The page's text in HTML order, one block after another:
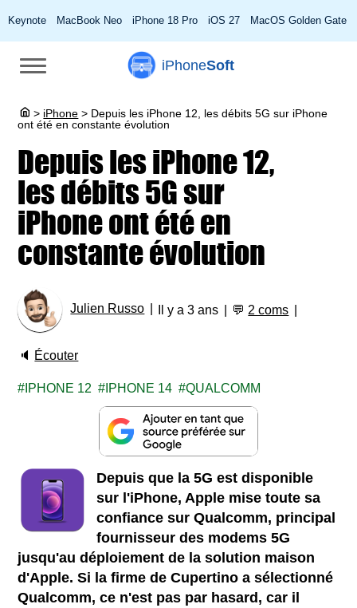
Keynote MacBook Neo iPhone 18 Pro iOS 27 MacOS Golden Gate
iPhoneSoft
> iPhone > Depuis les iPhone 12, les débits 5G sur iPhone
ont été en constante évolution
Depuis les iPhone 12,
les débits 5G sur
iPhone ont été en
constante évolution
Julien Russo Il y a 3 ans 💬 2 coms
🔈 Écouter
IPHONE 12 IPHONE 14 QUALCOMM
Depuis que la 5G est disponible
sur l'iPhone, Apple mise toute sa
confiance sur Qualcomm, principal
fournisseur des modems 5G
jusqu'au déploiement de la solution maison
d'Apple. Si la firme de Cupertino a sélectionné
Qualcomm, ce n'est pas par hasard, car il